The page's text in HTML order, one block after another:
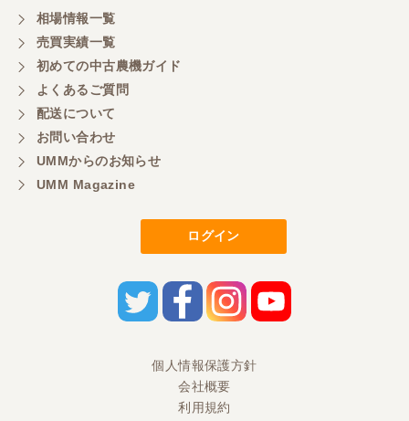
相場情報一覧
売買実績一覧
初めての中古農機ガイド
よくあるご質問
配送について
お問い合わせ
UMMからのお知らせ
UMM Magazine
ログイン
個人情報保護方針
会社概要
利用規約